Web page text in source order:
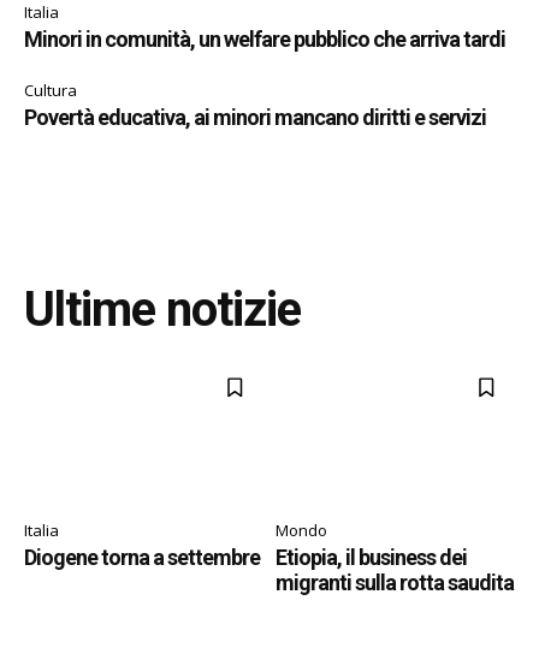
Italia
Minori in comunità, un welfare pubblico che arriva tardi
Cultura
Povertà educativa, ai minori mancano diritti e servizi
Ultime notizie
Italia
Diogene torna a settembre
Mondo
Etiopia, il business dei
migranti sulla rotta saudita